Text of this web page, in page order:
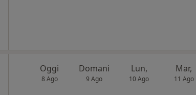
Oggi
8 Ago
Domani
9 Ago
Lun,
10 Ago
Mar,
11 Ago